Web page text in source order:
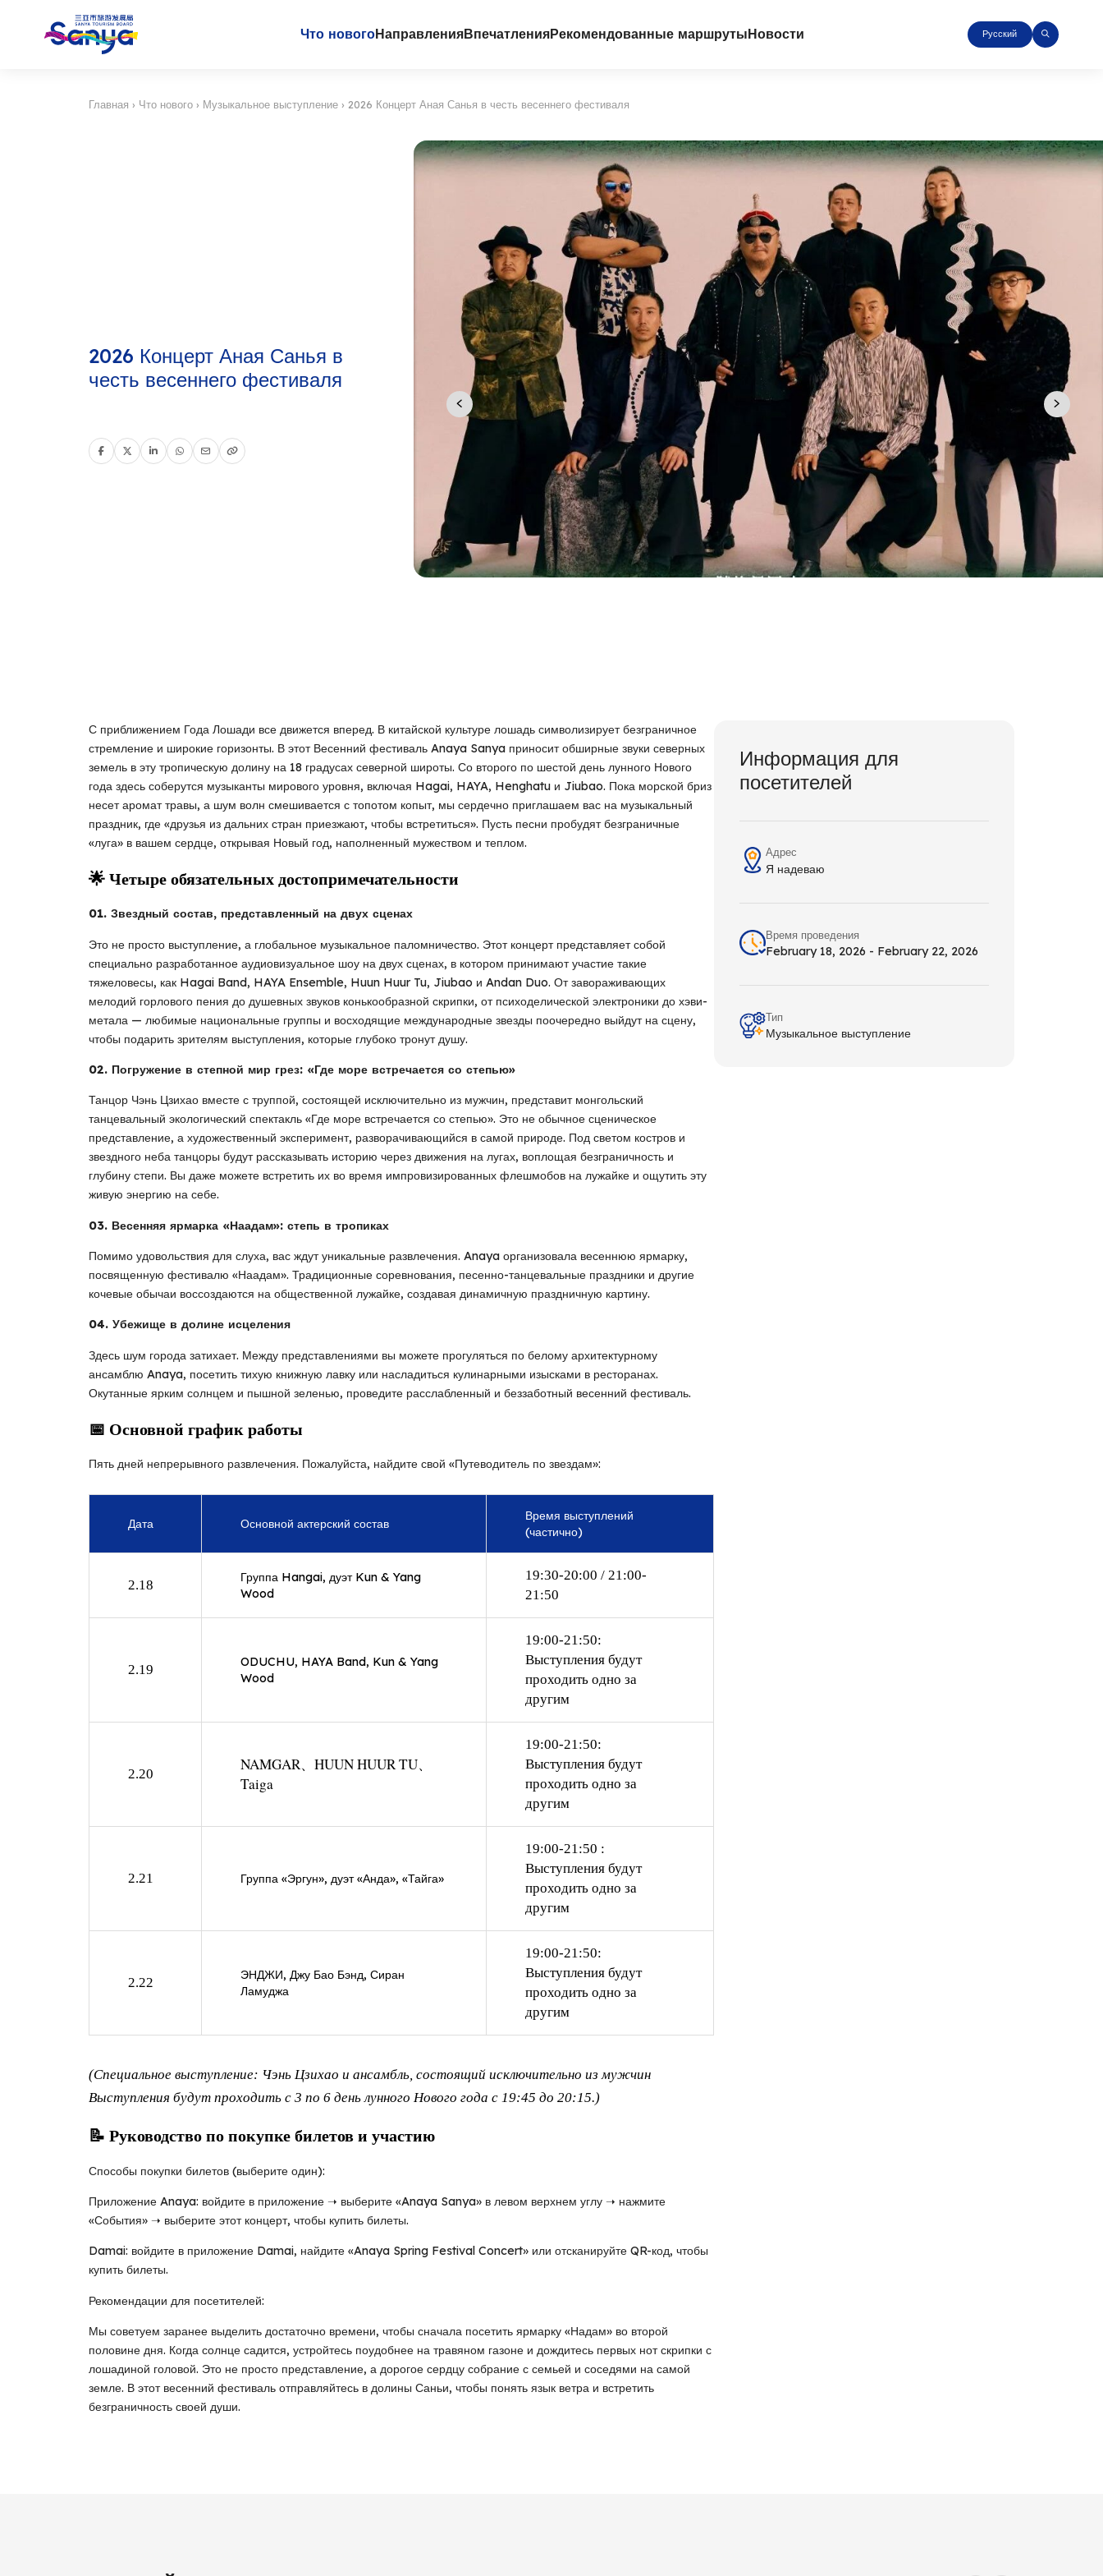
Что новогоНаправленияВпечатленияРекомендованные маршрутыНовости Русский
Главная › Что нового› Музыкальное выступление› 2026 Концерт Аная Санья в честь весеннего фестиваля
2026 Концерт Аная Санья в
честь весеннего фестиваля
С приближением Года Лошади все движется вперед. В китайской культуре лошадь символизирует безграничное
стремление и широкие горизонты. В этот Весенний фестиваль Anaya Sanya приносит обширные звуки северных
земель в эту тропическую долину на 18 градусах северной широты. Со второго по шестой день лунного Нового
года здесь соберутся музыканты мирового уровня, включая Hagai, HAYA, Henghatu и Jiubao. Пока морской бриз
несет аромат травы, а шум волн смешивается с топотом копыт, мы сердечно приглашаем вас на музыкальный
праздник, где «друзья из дальних стран приезжают, чтобы встретиться». Пусть песни пробудят безграничные
«луга» в вашем сердце, открывая Новый год, наполненный мужеством и теплом.
🌟 Четыре обязательных достопримечательности
01. Звездный состав, представленный на двух сценах
Это не просто выступление, а глобальное музыкальное паломничество. Этот концерт представляет собой
специально разработанное аудиовизуальное шоу на двух сценах, в котором принимают участие такие
тяжеловесы, как Hagai Band, HAYA Ensemble, Huun Huur Tu, Jiubao и Andan Duo. От завораживающих
мелодий горлового пения до душевных звуков конькообразной скрипки, от психоделической электроники до хэви-
метала — любимые национальные группы и восходящие международные звезды поочередно выйдут на сцену,
чтобы подарить зрителям выступления, которые глубоко тронут душу.
02. Погружение в степной мир грез: «Где море встречается со степью»
Танцор Чэнь Цзихао вместе с труппой, состоящей исключительно из мужчин, представит монгольский
танцевальный экологический спектакль «Где море встречается со степью». Это не обычное сценическое
представление, а художественный эксперимент, разворачивающийся в самой природе. Под светом костров и
звездного неба танцоры будут рассказывать историю через движения на лугах, воплощая безграничность и
глубину степи. Вы даже можете встретить их во время импровизированных флешмобов на лужайке и ощутить эту
живую энергию на себе.
03. Весенняя ярмарка «Наадам»: степь в тропиках
Помимо удовольствия для слуха, вас ждут уникальные развлечения. Anaya организовала весеннюю ярмарку,
посвященную фестивалю «Наадам». Традиционные соревнования, песенно-танцевальные праздники и другие
кочевые обычаи воссоздаются на общественной лужайке, создавая динамичную праздничную картину.
04. Убежище в долине исцеления
Здесь шум города затихает. Между представлениями вы можете прогуляться по белому архитектурному
ансамблю Anaya, посетить тихую книжную лавку или насладиться кулинарными изысками в ресторанах.
Окутанные ярким солнцем и пышной зеленью, проведите расслабленный и беззаботный весенний фестиваль.
📅 Основной график работы
Пять дней непрерывного развлечения. Пожалуйста, найдите свой «Путеводитель по звездам»:
Дата Основной актерский состав
Время выступлений
(частично)
2.18
Группа Hangai, дуэт Kun & Yang
Wood
19:30-20:00 / 21:00-
21:50
2.19
ODUCHU, HAYA Band, Kun & Yang
Wood
19:00-21:50:
Выступления будут
проходить одно за
другим
2.20
NAMGAR、HUUN HUUR TU、
Taiga
19:00-21:50:
Выступления будут
проходить одно за
другим
2.21 Группа «Эргун», дуэт «Анда», «Тайга»
19:00-21:50 :
Выступления будут
проходить одно за
другим
2.22
ЭНДЖИ, Джу Бао Бэнд, Сиран
Ламуджа
19:00-21:50:
Выступления будут
проходить одно за
другим
(Специальное выступление: Чэнь Цзихао и ансамбль, состоящий исключительно из мужчин
Выступления будут проходить с 3 по 6 день лунного Нового года с 19:45 до 20:15.)
📝 Руководство по покупке билетов и участию
Способы покупки билетов (выберите один):
Приложение Anaya: войдите в приложение ➝ выберите «Anaya Sanya» в левом верхнем углу ➝ нажмите
«События» ➝ выберите этот концерт, чтобы купить билеты.
Damai: войдите в приложение Damai, найдите «Anaya Spring Festival Concert» или отсканируйте QR-код, чтобы
купить билеты.
Рекомендации для посетителей:
Мы советуем заранее выделить достаточно времени, чтобы сначала посетить ярмарку «Надам» во второй
половине дня. Когда солнце садится, устройтесь поудобнее на травяном газоне и дождитесь первых нот скрипки с
лошадиной головой. Это не просто представление, а дорогое сердцу собрание с семьей и соседями на самой
земле. В этот весенний фестиваль отправляйтесь в долины Саньи, чтобы понять язык ветра и встретить
безграничность своей души.
Информация для
посетителей
Адрес
Я надеваю
Время проведения
February 18, 2026 - February 22, 2026
Тип
Музыкальное выступление